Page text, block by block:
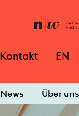
Kontakt EN
News Über uns